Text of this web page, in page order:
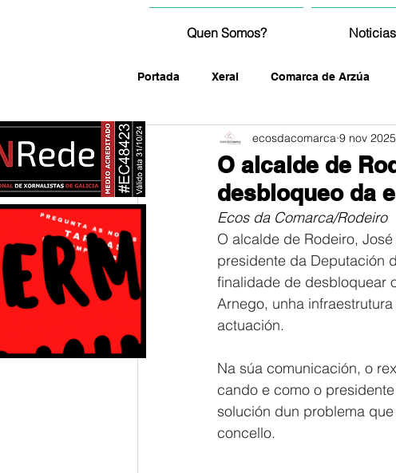
Quen Somos? Noticias
Portada Xeral Comarca de Arzúa
fotografía
O alcalde de
desbloqueo da
ecosdacomarca 9 nov 2025
Ecos da Comarca/Rodeiro
O alcalde de Rodeiro,
presidente da Deputación
finalidade de desbloquear
Arnego, unha
actuación.
Na súa comunicación, o
cando e como o
solución dun problema
concello.